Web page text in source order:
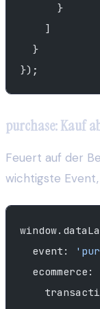
      }
    ]
  }
});
purchase: Kauf
Feuert auf der
wichtigste
  event:
ecommerce: